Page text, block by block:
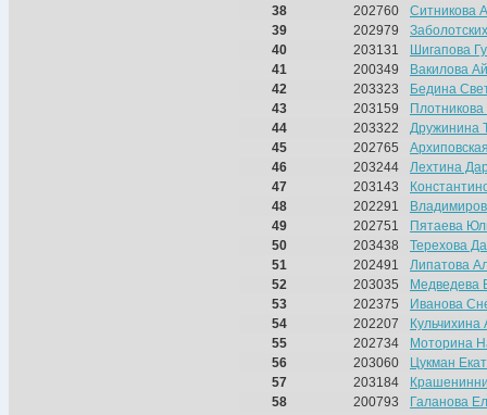
38
202760
Ситникова
39
202979
40
203131
Шигапова
41
200349
Вакилова
42
203323
Бедина
43
203159
44
203322
Дружинина
45
202765
46
203244
Лехтина
47
203143
48
202291
49
202751
Пятаева
50
203438
Терехова
51
202491
Липатова
52
203035
Медведева
53
202375
Иванова
54
202207
Кульчихина
55
202734
Моторина
56
203060
Цукман
57
203184
58
200793
Галанова